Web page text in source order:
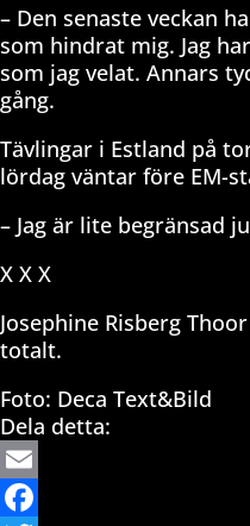
– Den senaste veckan
som hindrat mig. Jag
som jag velat. Annars
gång.
Tävlingar i Estland på
lördag väntar före EM-
– Jag är lite begränsad
X X X
Josephine Risberg
totalt.
Foto: Deca Text&Bild
Dela detta:
Email